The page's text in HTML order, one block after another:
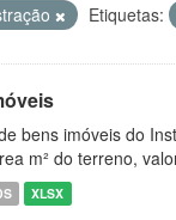
Etiquetas:
bens imóveis do
m² do terreno,
XLSX